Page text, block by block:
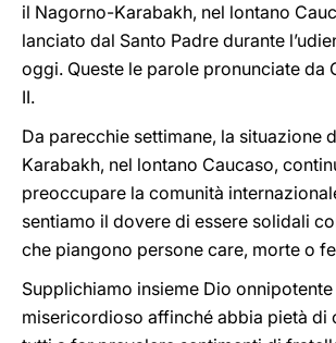
il Nagorno-Karabakh, nel lontano
lanciato dal Santo Padre durante
oggi. Queste le parole pronunciate da
II.
Da parecchie settimane, la situazione
Karabakh, nel lontano Caucaso,
preoccupare la comunità
sentiamo il dovere di essere solidali
che piangono persone care, morte o
Supplichiamo insieme Dio onnipotente
misericordioso affinché abbia pietà di